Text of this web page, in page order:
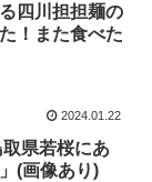
四川担担麺の
！また食べた
2024.01.22
取県若桜にあ
(画像あり)